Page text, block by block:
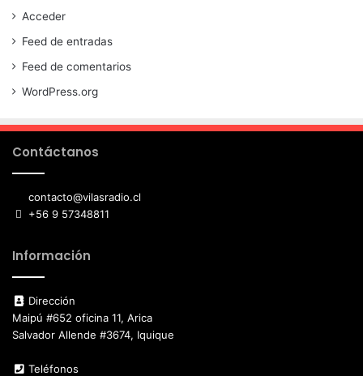
Acceder
Feed de entradas
Feed de comentarios
WordPress.org
Contáctanos
contacto@vilasradio.cl
+56 9 57348811
Información
Dirección
Maipú #652 oficina 11, Arica
Salvador Allende #3674, Iquique
Teléfonos